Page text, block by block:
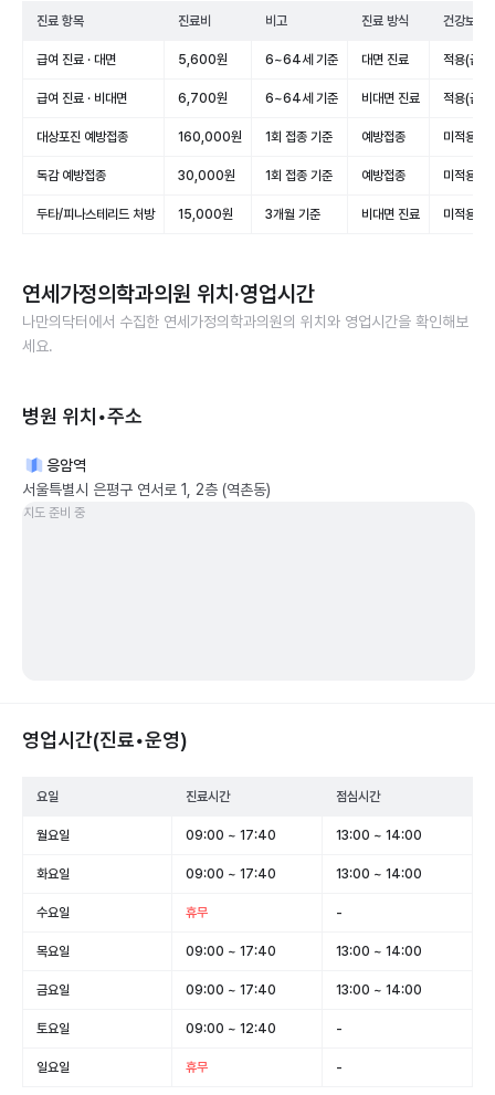
진료 항목 진료비 비고 진료 방식 건강보험
급여 진료 · 대면 5,600원 6~64세 기준 대면 진료 적용(급여)
급여 진료 · 비대면 6,700원 6~64세 기준 비대면 진료 적용(급여)
대상포진 예방접종 160,000원 1회 접종 기준 예방접종 미적용(비
독감 예방접종 30,000원 1회 접종 기준 예방접종 미적용(비
두타/피나스테리드 처방 15,000원 3개월 기준 비대면 진료 미적용(비
연세가정의학과의원 위치·영업시간
나만의닥터에서 수집한 연세가정의학과의원의 위치와 영업시간을 확인해보
세요.
병원 위치•주소
응암역
서울특별시 은평구 연서로 1, 2층 (역촌동)
지도 준비 중
영업시간(진료•운영)
요일 진료시간 점심시간
월요일 09:00 ~ 17:40 13:00 ~ 14:00
화요일 09:00 ~ 17:40 13:00 ~ 14:00
수요일 휴무 -
목요일 09:00 ~ 17:40 13:00 ~ 14:00
금요일 09:00 ~ 17:40 13:00 ~ 14:00
토요일 09:00 ~ 12:40 -
일요일 휴무 -